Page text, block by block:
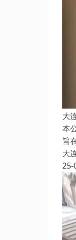
大
本
旨
大
25-